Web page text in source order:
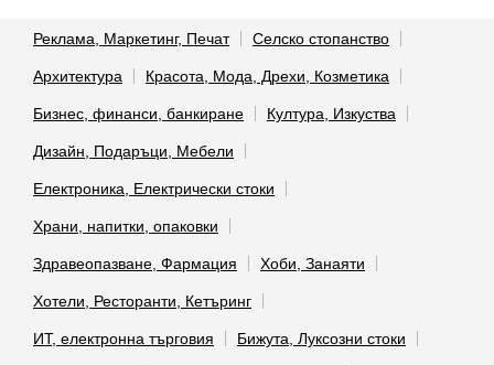
Реклама, Маркетинг, Печат Селско стопанство
Архитектура Красота, Мода, Дрехи, Козметика
Бизнес, финанси, банкиране Култура, Изкуства
Дизайн, Подаръци, Мебели
Електроника, Електрически стоки
Храни, напитки, опаковки
Здравеопазване, Фармация Хоби, Занаяти
Хотели, Ресторанти, Кетъринг
ИТ, електронна търговия Бижута, Луксозни стоки